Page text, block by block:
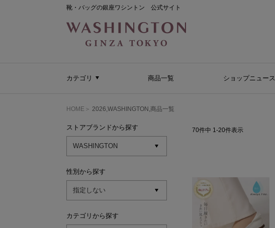
靴・バッグの銀座ワシントン 公式サイト
カテゴリ 商品一覧 ショップニュース
HOME 2026,WASHINGTON,商品一覧
ストアブランドから探す
性別から探す
カテゴリから探す
70件中 1-20件表示